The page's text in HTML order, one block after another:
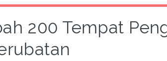
200 Tempat